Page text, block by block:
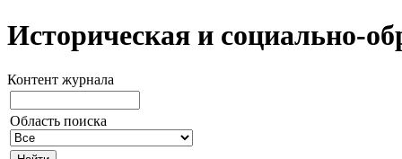
Историческая и социально-
Контент журнала
Область поиска